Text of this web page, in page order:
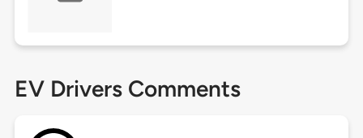
EV Drivers Comments